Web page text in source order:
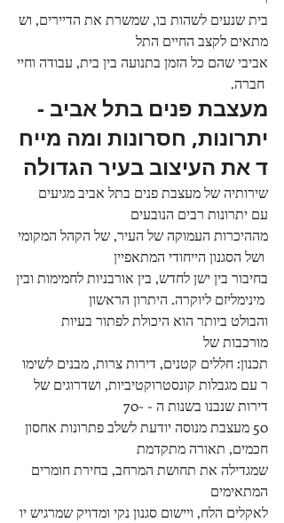
בית שנעים לשהות בו, שמשרת את הדיירים, וש
מתאים לקצב החיים התל
אביבי שהם כל הזמן בתנועה בין בית, עבודה וחיי
חברה.
מעצבת פנים בתל אביב -
יתרונות, חסרונות ומה מייח
ד את העיצוב בעיר הגדולה
שירותיה של מעצבת פנים בתל אביב מגיעים
עם יתרונות רבים הנובעים
מההיכרות העמוקה של העיר, של הקהל המקומי
ושל הסגנון הייחודי המתאפיין
בחיבור בין ישן לחדש, בין אורבניות לחמימות ובין
מינימליזם ליוקרה. היתרון הראשון
והבולט ביותר הוא היכולת לפתור בעיות
מורכבות של
תכנון: חללים קטנים, דירות צרות, מבנים לשימו
ר עם מגבלות קונסטרוקטיביות, ושדרוגים של
דירות שנבנו בשנות ה - 70-
50 מעצבת מנוסה יודעת לשלב פתרונות אחסון
חכמים, תאורה מתקדמת
שמגדילה את תחושת המרחב, בחירת חומרים
המתאימים
לאקלים הלח, ויישום סגנון נקי ומדויק שמרגיש יו